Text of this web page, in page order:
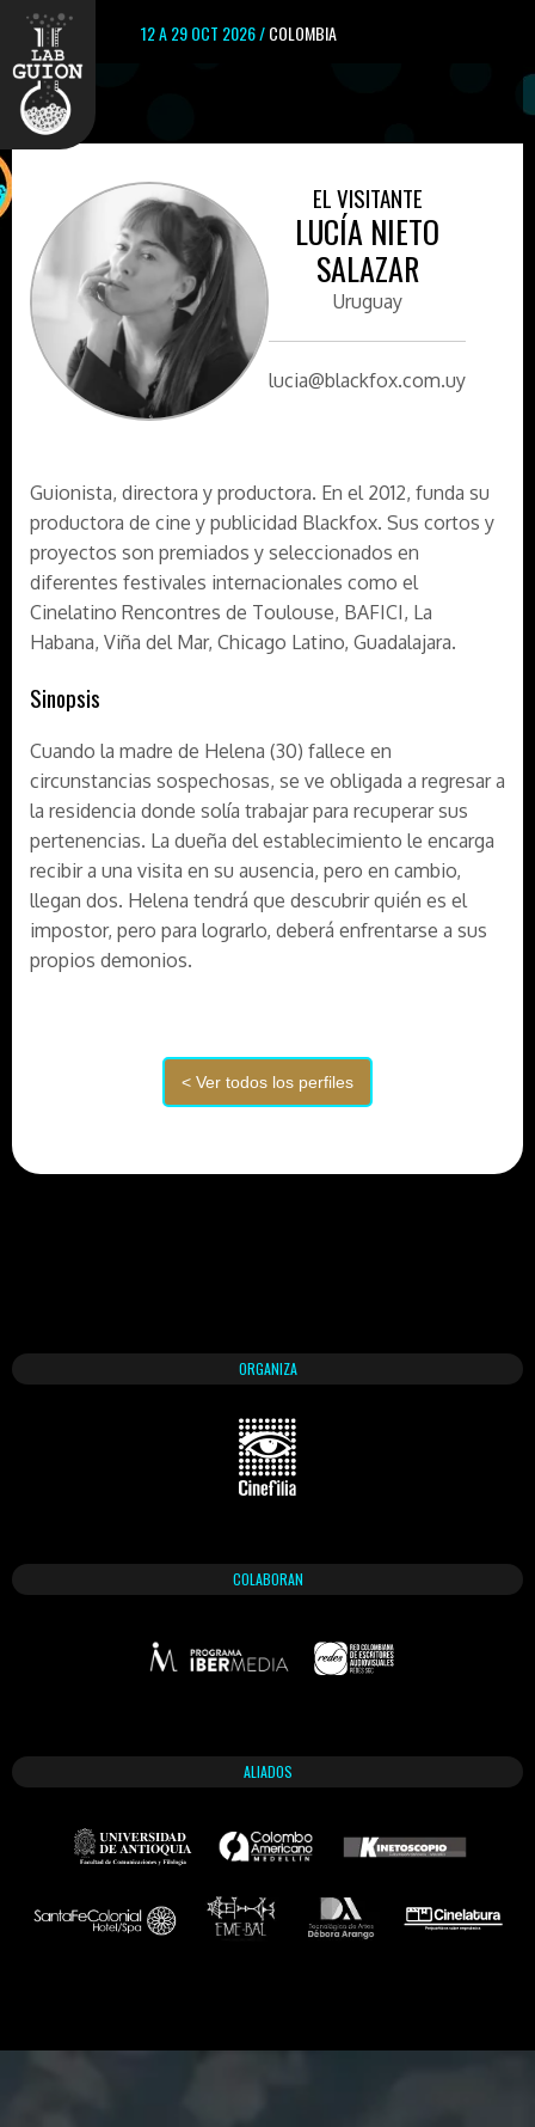
12 A 29 OCT 2026 /COLOMBIA
EL VISITANTE
LUCÍA NIETO
SALAZAR
Uruguay
lucia@blackfox.com.uy
Guionista, directora y productora. En el 2012, funda su
productora de cine y publicidad Blackfox. Sus cortos y
proyectos son premiados y seleccionados en
diferentes festivales internacionales como el
Cinelatino Rencontres de Toulouse, BAFICI, La
Habana, Viña del Mar, Chicago Latino, Guadalajara.
Sinopsis
Cuando la madre de Helena (30) fallece en
circunstancias sospechosas, se ve obligada a regresar a
la residencia donde solía trabajar para recuperar sus
pertenencias. La dueña del establecimiento le encarga
recibir a una visita en su ausencia, pero en cambio,
llegan dos. Helena tendrá que descubrir quién es el
impostor, pero para lograrlo, deberá enfrentarse a sus
propios demonios.
ORGANIZA
COLABORAN
ALIADOS